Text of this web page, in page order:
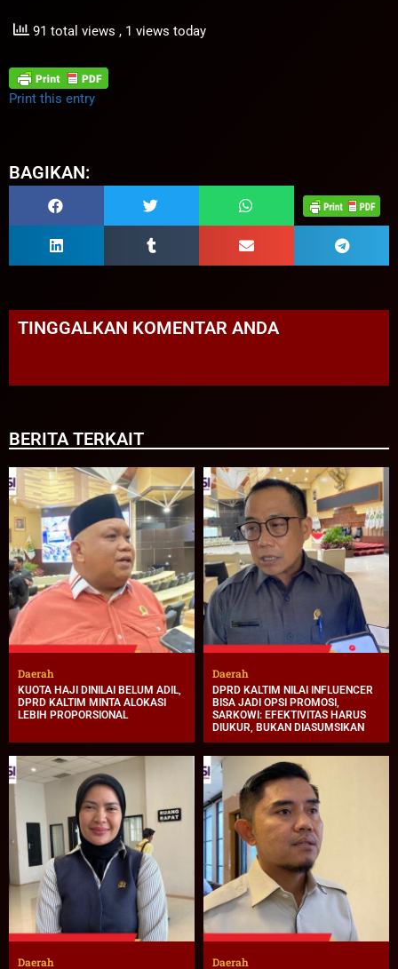
91 total views , 1 views today
Print this entry
BAGIKAN:
TINGGALKAN KOMENTAR ANDA
BERITA TERKAIT
Daerah
KUOTA HAJI DINILAI BELUM ADIL,
DPRD KALTIM MINTA ALOKASI
LEBIH PROPORSIONAL
Daerah
DPRD KALTIM NILAI INFLUENCER
BISA JADI OPSI PROMOSI,
SARKOWI: EFEKTIVITAS HARUS
DIUKUR, BUKAN DIASUMSIKAN
Daerah Daerah